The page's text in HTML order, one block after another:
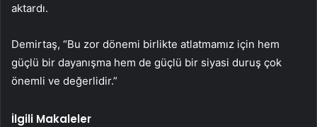
aktardı.
Demirtaş, “Bu zor dönemi birlikte atlatmamız için hem
güçlü bir dayanışma hem de güçlü bir siyasi duruş çok
önemli ve değerlidir.”
İlgili Makaleler